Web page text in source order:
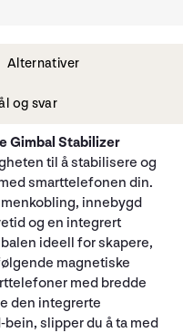
Alternativer
og svar
Gimbal Stabilizer
til å stabilisere og
smarttelefonen din.
innebygd
og en integrert
ideell for skapere,
magnetiske
med bredde
den integrerte
slipper du å ta med